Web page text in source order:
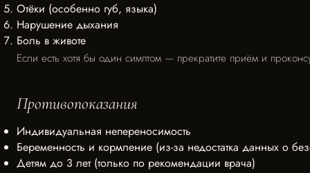
Отёки (особенно губ, языка)
Нарушение дыхания
Боль в животе
Если есть хотя бы один симптом — прекратите приём и
Противопоказания
Индивидуальная непереносимость
Беременность и кормление (из-за недостатка данных о
Детям до 3 лет (только по рекомендации врача)